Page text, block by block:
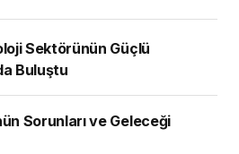
Sektörünün Güçlü
Buluştu
Sorunları ve Geleceği